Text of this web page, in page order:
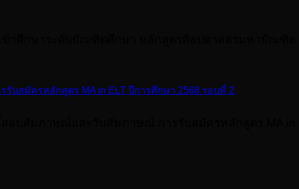
สมัครหลักสูตร MA in ELT ปีการศึกษา 2568 รอบที่ 2